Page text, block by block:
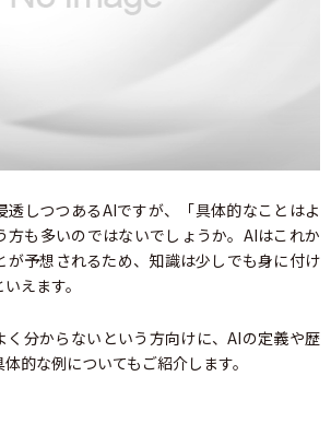
しつつあるAIですが、「具体的なことはよ
方も多いのではないでしょうか。AIはこれか
が予想されるため、知識は少しでも身に付け
えます。
分からないという方向けに、AIの定義や歴
的な例についてもご紹介します。